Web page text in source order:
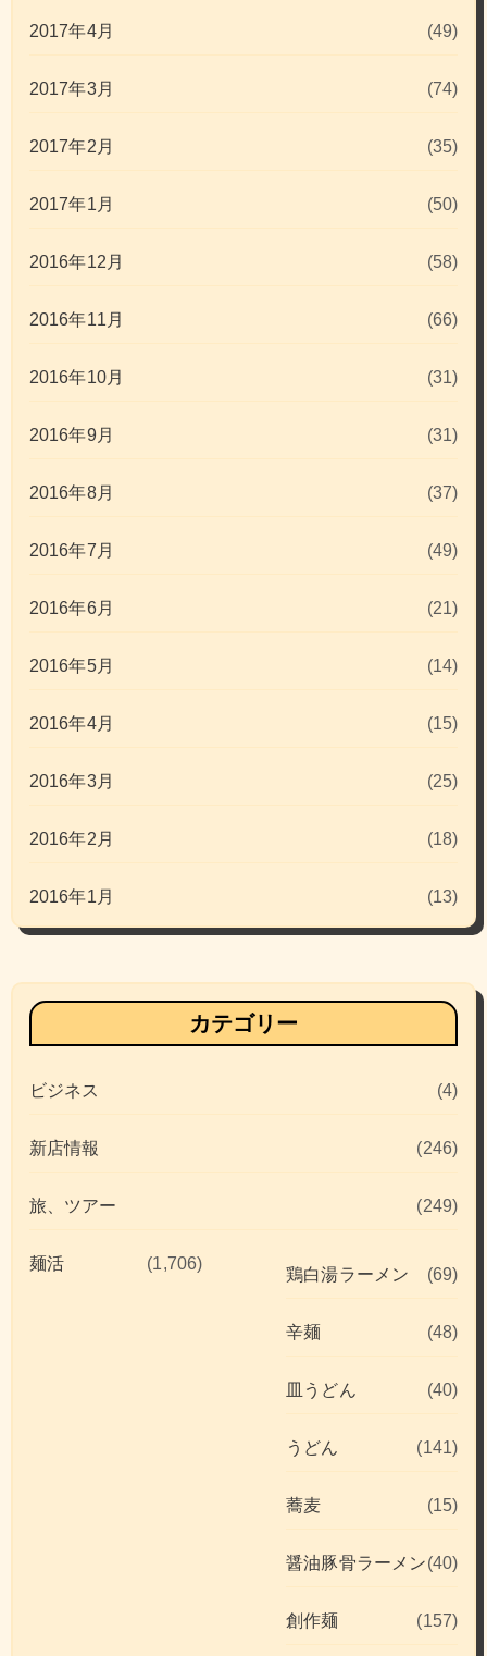
2017年4月 (49)
2017年3月 (74)
2017年2月 (35)
2017年1月 (50)
2016年12月 (58)
2016年11月 (66)
2016年10月 (31)
2016年9月 (31)
2016年8月 (37)
2016年7月 (49)
2016年6月 (21)
2016年5月 (14)
2016年4月 (15)
2016年3月 (25)
2016年2月 (18)
2016年1月 (13)
カテゴリー
ビジネス (4)
新店情報 (246)
旅、ツアー (249)
麺活 (1,706)
鶏白湯ラーメン (69)
辛麺 (48)
皿うどん (40)
うどん (141)
蕎麦 (15)
醤油豚骨ラーメン(40)
創作麺 (157)